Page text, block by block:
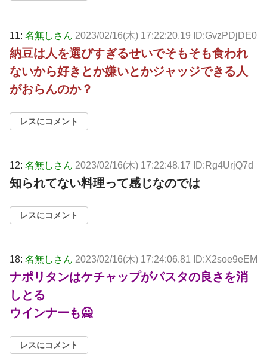
11: 名無しさん 2023/02/16(木) 17:22:20.19 ID:GvzPDjDE0
納豆は人を選びすぎるせいでそもそも食われ
ないから好きとか嫌いとかジャッジできる人
がおらんのか？
レスにコメント
12: 名無しさん 2023/02/16(木) 17:22:48.17 ID:Rg4UrjQ7d
知られてない料理って感じなのでは
レスにコメント
18: 名無しさん 2023/02/16(木) 17:24:06.81 ID:X2soe9eEM
ナポリタンはケチャップがパスタの良さを消
しとる
ウインナーも🙅
レスにコメント